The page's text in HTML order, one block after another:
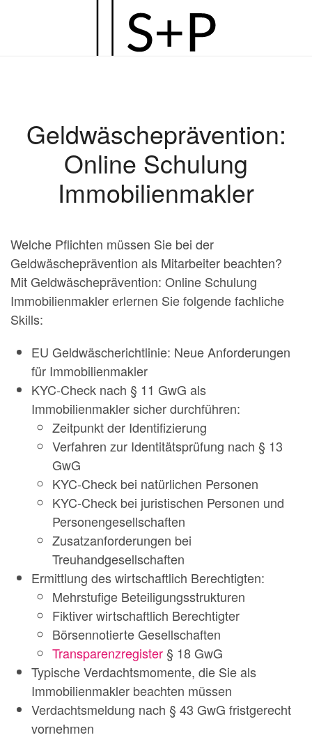
Geldwäscheprävention:
Online Schulung
Immobilienmakler
Welche Pflichten müssen Sie bei der
Geldwäscheprävention als Mitarbeiter beachten?
Mit Geldwäscheprävention: Online Schulung
Immobilienmakler erlernen Sie folgende fachliche
Skills:
EU Geldwäscherichtlinie: Neue Anforderungen
für Immobilienmakler
KYC-Check nach § 11 GwG als
Immobilienmakler sicher durchführen:
Zeitpunkt der Identifizierung
Verfahren zur Identitätsprüfung nach § 13
GwG
KYC-Check bei natürlichen Personen
KYC-Check bei juristischen Personen und
Personengesellschaften
Zusatzanforderungen bei
Treuhandgesellschaften
Ermittlung des wirtschaftlich Berechtigten:
Mehrstufige Beteiligungsstrukturen
Fiktiver wirtschaftlich Berechtigter
Börsennotierte Gesellschaften
Transparenzregister§ 18 GwG
Typische Verdachtsmomente, die Sie als
Immobilienmakler beachten müssen
Verdachtsmeldung nach § 43 GwG fristgerecht
vornehmen